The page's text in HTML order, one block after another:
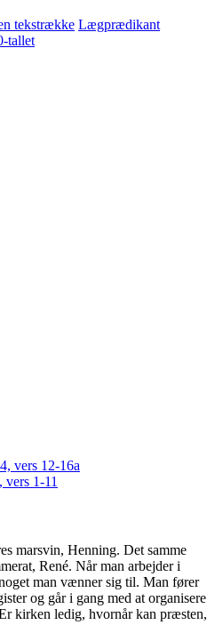
tekstrække Lægprædikant
tallet
vers 12-16a
vers 1-11
marsvin, Henning. Det samme
René. Når man arbejder i
man vænner sig til. Man fører
og går i gang med at organisere
kirken ledig, hvornår kan præsten,